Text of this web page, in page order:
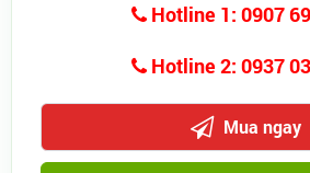
Hotline 1: 0907
Hotline 2: 0937
Mua ngay